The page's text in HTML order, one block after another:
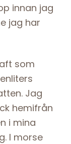
innan jag
jag har
som
Jag
hemifrån
i mina
I morse